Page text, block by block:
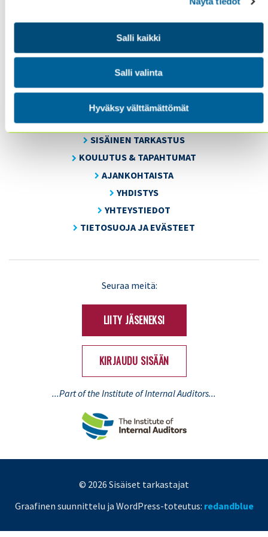
Salli kaikki
Salli valinta
Hyväksy välttämättömät
Sisäiset tarkastajat ry / Oy Inreviso Ab
Energiakuja 3
FI 00180 Helsinki
Tel. +358 (0)50 505 6669
SISÄINEN TARKASTUS
KOULUTUS & TAPAHTUMAT
AJANKOHTAISTA
YHDISTYS
YHTEYSTIEDOT
TIETOSUOJA JA EVÄSTEET
Seuraa meitä:
LIITY JÄSENEKSI
KIRJAUDU SISÄÄN
...Part of the Institute of Internal Auditors...
© 2026 Sisäiset tarkastajat
Graafinen suunnittelu ja WordPress-toteutus: redandblue